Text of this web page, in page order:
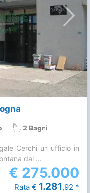
2 Bagni
Cerchi un ufficio in
dal ...
€ 275.000
Rata € 1.281,92 *